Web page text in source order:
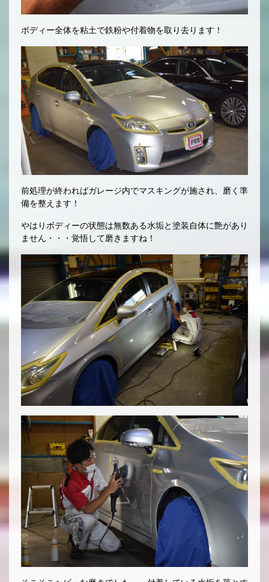
ボディー全体を粘土で鉄粉や付着物を取り去ります！
前処理が終わればガレージ内でマスキングが施され、磨く準
備を整えます！
やはりボディーの状態は無数ある水垢と塗装自体に艶があり
ません・・・覚悟して磨きますね！